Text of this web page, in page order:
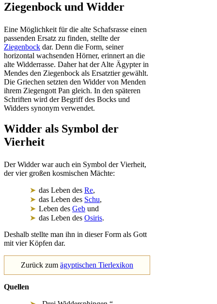
Ziegenbock und Widder
Eine Möglichkeit für die alte Schafsrasse einen
passenden Ersatz zu finden, stellte der
Ziegenbock dar. Denn die Form, seiner
horizontal wachsenden Hörner, erinnert an die
alte Widderrasse. Daher hat der Alte Ägypter in
Mendes den Ziegenbock als Ersatztier gewählt.
Die Griechen setzten den Widder von Menden
ihrem Ziegengott Pan gleich. In den späteren
Schriften wird der Begriff des Bocks und
Widders synonym verwendet.
Widder als Symbol der
Vierheit
Der Widder war auch ein Symbol der Vierheit,
der vier großen kosmischen Mächte:
das Leben des Re,
das Leben des Schu,
Leben des Geb und
das Leben des Osiris.
Deshalb stellte man ihn in dieser Form als Gott
mit vier Köpfen dar.
Zurück zumägyptischen Tierlexikon
Quellen